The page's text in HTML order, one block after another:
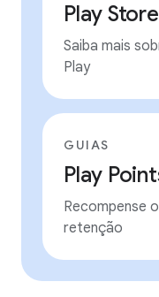
Play Store
Saiba mais
Play
GUIAS
Play
Recompense
retenção